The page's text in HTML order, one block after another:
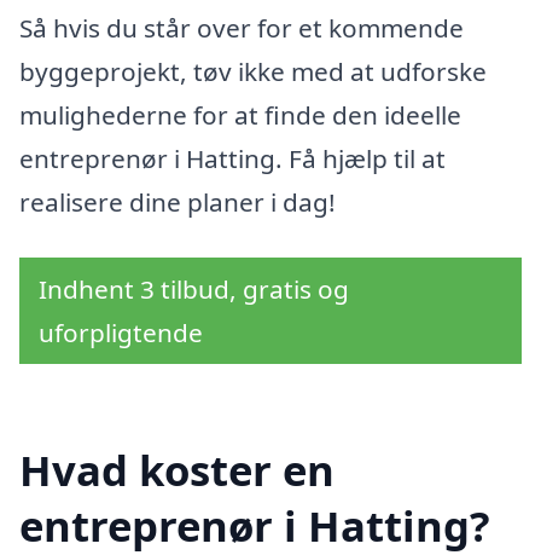
Så hvis du står over for et kommende
byggeprojekt, tøv ikke med at udforske
mulighederne for at finde den ideelle
entreprenør i Hatting. Få hjælp til at
realisere dine planer i dag!
Indhent 3 tilbud, gratis og
uforpligtende
Hvad koster en
entreprenør i Hatting?